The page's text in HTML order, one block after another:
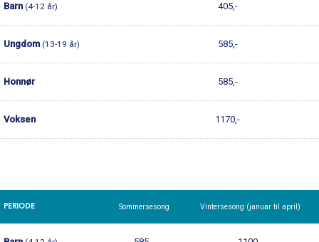
Barn (4-12 år) 405,-
Ungdom (13-19 år) 585,-
Honnør 585,-
Voksen 1170,-
PERIODE Sommersesong Vintersesong (januar til april)